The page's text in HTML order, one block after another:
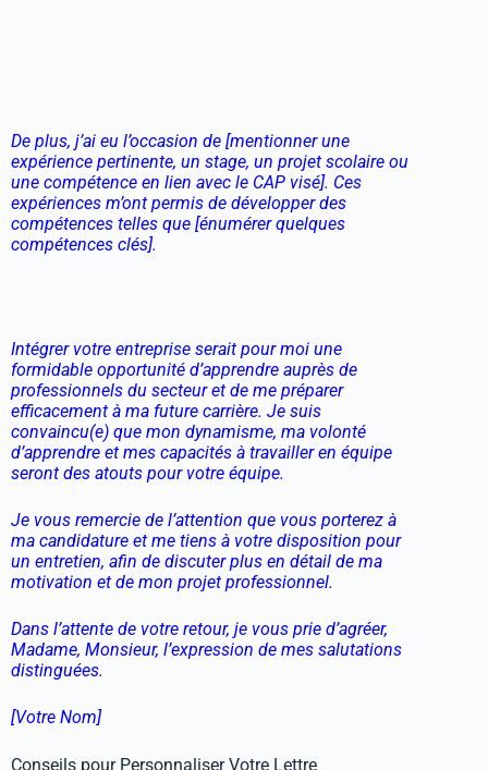
De plus, j’ai eu l’occasion de [mentionner une
expérience pertinente, un stage, un projet scolaire ou
une compétence en lien avec le CAP visé]. Ces
expériences m’ont permis de développer des
compétences telles que [énumérer quelques
compétences clés].
Intégrer votre entreprise serait pour moi une
formidable opportunité d’apprendre auprès de
professionnels du secteur et de me préparer
efficacement à ma future carrière. Je suis
convaincu(e) que mon dynamisme, ma volonté
d’apprendre et mes capacités à travailler en équipe
seront des atouts pour votre équipe.
Je vous remercie de l’attention que vous porterez à
ma candidature et me tiens à votre disposition pour
un entretien, afin de discuter plus en détail de ma
motivation et de mon projet professionnel.
Dans l’attente de votre retour, je vous prie d’agréer,
Madame, Monsieur, l’expression de mes salutations
distinguées.
[Votre Nom]
Conseils pour Personnaliser Votre Lettre